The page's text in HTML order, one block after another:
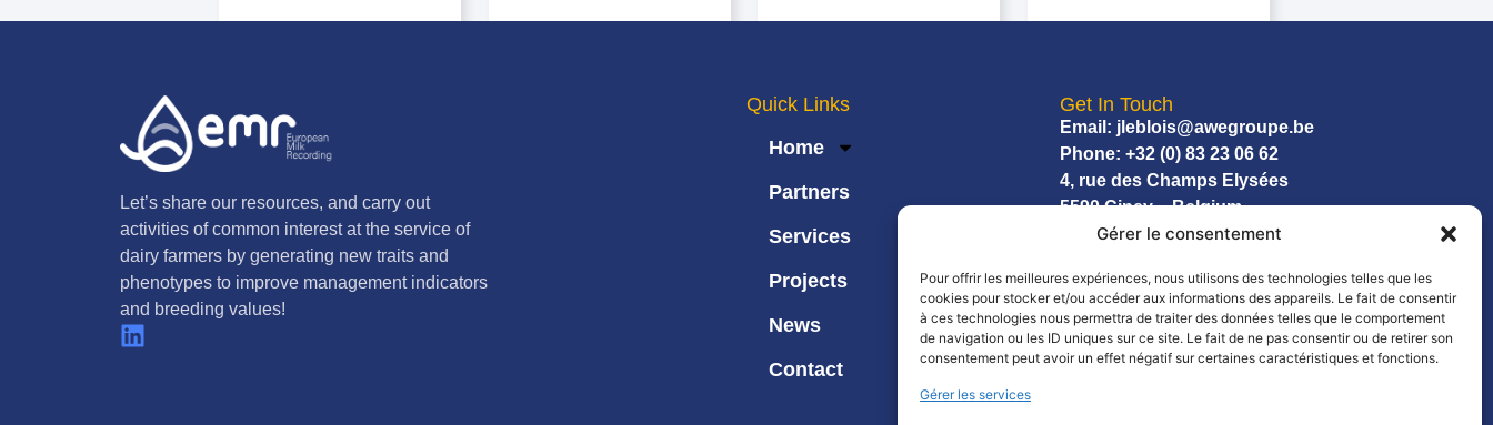
Gérer le consentement
Pour offrir les meilleures expériences, nous utilisons des technologies telles que les
cookies pour stocker et/ou accéder aux informations des appareils. Le fait de consentir
à ces technologies nous permettra de traiter des données telles que le comportement
de navigation ou les ID uniques sur ce site. Le fait de ne pas consentir ou de retirer son
consentement peut avoir un effet négatif sur certaines caractéristiques et fonctions.
Gérer les services
Let’s share our resources, and carry out
activities of common interest at the service of
dairy farmers by generating new traits and
phenotypes to improve management indicators
and breeding values!
Quick Links
Home
Partners
Services
Projects
News
Contact
Get In Touch
Email: jleblois@awegroupe.be
Phone: +32 (0) 83 23 06 62
4, rue des Champs Elysées
5590 Ciney – Belgium